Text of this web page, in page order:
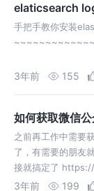
elaticsearch
手把手教你安装
3年前 155
如何获取微信
之前再工作中需要
了，有需要的朋友
接就搞定了
3年前 199